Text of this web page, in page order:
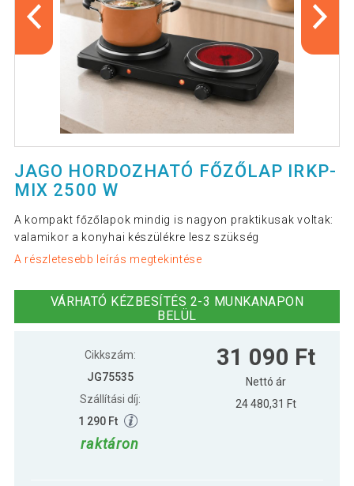
JAGO HORDOZHATÓ FŐZŐLAP IRKP-
MIX 2500 W
A kompakt főzőlapok mindig is nagyon praktikusak voltak:
valamikor a konyhai készülékre lesz szükség
A részletesebb leírás megtekintése
VÁRHATÓ KÉZBESÍTÉS 2-3 MUNKANAPON
BELÜL
Cikkszám:
JG75535
Szállítási díj:
1 290 Ft
raktáron
31 090 Ft
Nettó ár
24 480,31 Ft